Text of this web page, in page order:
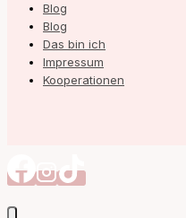
Blog
Blog
Das bin ich
Impressum
Kooperationen